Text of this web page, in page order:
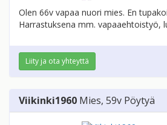
Olen 66v vapaa nuori mies. En
Harrastuksena mm. vapaaehtoistyö,
Liity ja ota yhteyttä
Viikinki1960 Mies, 59v Pöytyä